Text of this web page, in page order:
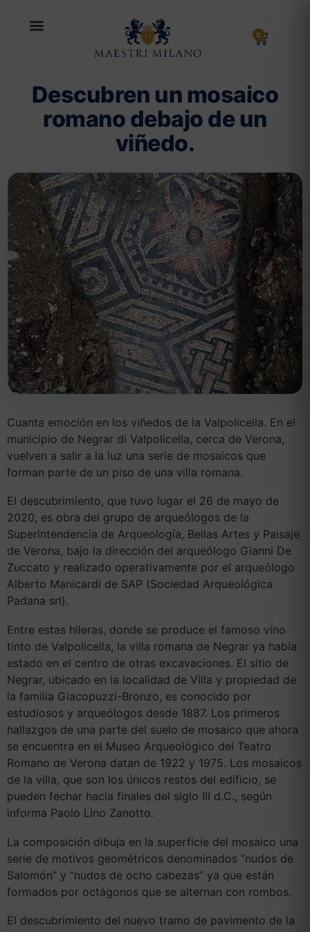
0
Descubren un mosaico
romano debajo de un
viñedo.
Cuanta emoción en los viñedos de la Valpolicella. En el
municipio de Negrar di Valpolicella, cerca de Verona,
vuelven a salir a la luz una serie de mosaicos que
forman parte de un piso de una villa romana.
El descubrimiento, que tuvo lugar el 26 de mayo de
2020, es obra del grupo de arqueólogos de la
Superintendencia de Arqueología, Bellas Artes y Paisaje
de Verona, bajo la dirección del arqueólogo Gianni De
Zuccato y realizado operativamente por el arqueólogo
Alberto Manicardi de SAP (Sociedad Arqueológica
Padana srl).
Entre estas hileras, donde se produce el famoso vino
tinto de Valpolicella, la villa romana de Negrar ya había
estado en el centro de otras excavaciones. El sitio de
Negrar, ubicado en la localidad de Villa y propiedad de
la familia Giacopuzzi-Bronzo, es conocido por
estudiosos y arqueólogos desde 1887. Los primeros
hallazgos de una parte del suelo de mosaico que ahora
se encuentra en el Museo Arqueológico del Teatro
Romano de Verona datan de 1922 y 1975. Los mosaicos
de la villa, que son los únicos restos del edificio, se
pueden fechar hacia finales del siglo III d.C., según
informa Paolo Lino Zanotto.
La composición dibuja en la superficie del mosaico una
serie de motivos geométricos denominados “nudos de
Salomón” y “nudos de ocho cabezas” ya que están
formados por octágonos que se alternan con rombos.
El descubrimiento del nuevo tramo de pavimento de la